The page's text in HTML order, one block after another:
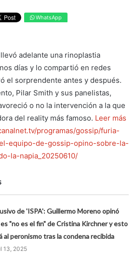
WhatsApp
adelante una rinoplastia
días y lo compartió en redes
el sorprendente antes y después.
Pilar Smith y sus panelistas,
o no la intervención a la que
del reality más famoso. Leer más
programas/gossip/furia-
equipo-de-gossip-opino-sobre-la-
la-napia_20250610/
de 'ISPA': Guillermo Moreno opinó
"no es el fin" de Cristina Kirchner y esto
al peronismo tras la condena recibida
13, 2025